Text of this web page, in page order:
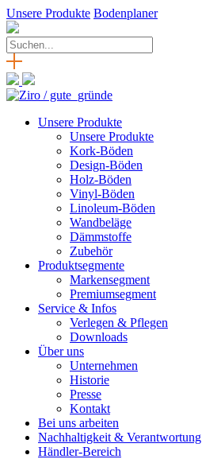
Unsere Produkte Bodenplaner
Unsere Produkte
Unsere Produkte
Kork-Böden
Design-Böden
Holz-Böden
Vinyl-Böden
Linoleum-Böden
Wandbeläge
Dämmstoffe
Zubehör
Produktsegmente
Markensegment
Premiumsegment
Service & Infos
Verlegen & Pflegen
Downloads
Über uns
Unternehmen
Historie
Presse
Kontakt
Bei uns arbeiten
Nachhaltigkeit & Verantwortung
Händler-Bereich